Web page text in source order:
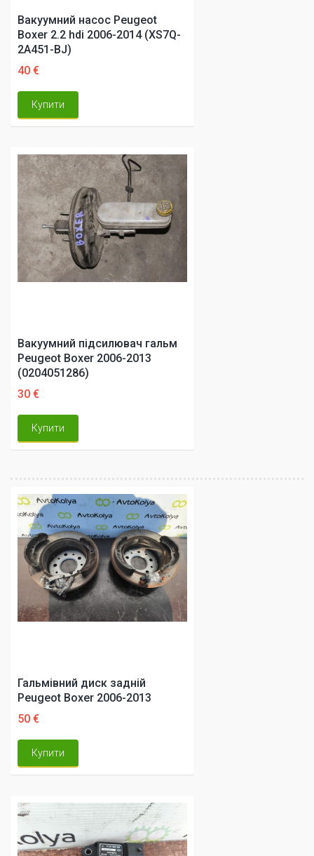
Вакуумний насос Peugeot
Boxer 2.2 hdi 2006-2014 (XS7Q-
2A451-BJ)
40 €
Купити
Вакуумний підсилювач гальм
Peugeot Boxer 2006-2013
(0204051286)
30 €
Купити
Гальмівний диск задній
Peugeot Boxer 2006-2013
50 €
Купити